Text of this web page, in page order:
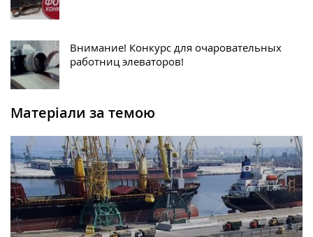
Внимание! Конкурс для очаровательных
работниц элеваторов!
Матеріали за темою